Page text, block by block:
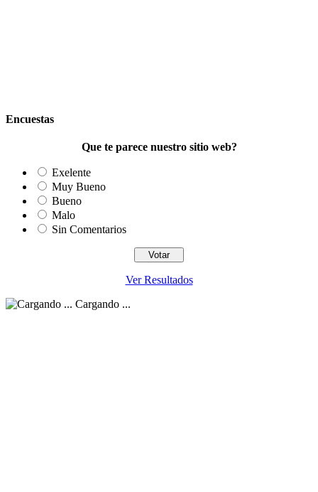
Encuestas
Que te parece nuestro sitio web?
Exelente
Muy Bueno
Bueno
Malo
Sin Comentarios
Ver Resultados
Cargando ...